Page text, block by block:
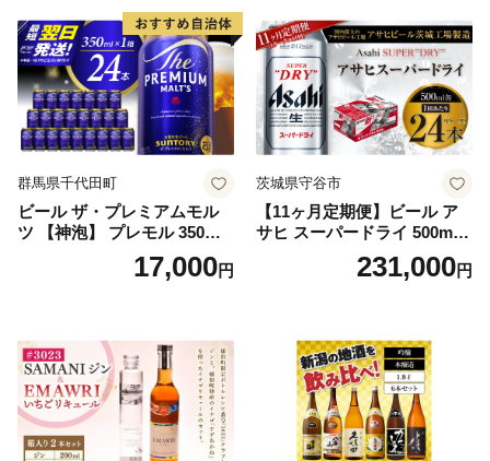
群馬県千代田町
ビール ザ・プレミアムモル
ツ 【神泡】 プレモル 350ml
× 24本 サントリー〈天然水の
ビール工場〉群馬※沖縄・離
17,000円
茨城県守谷市
【11ヶ月定期便】ビール ア
サヒ スーパードライ 500ml 2
4本 1ケース×11ヶ月 | アサヒ
ビール 究極の辛口 酒 お酒 ア
uper dry 11回 缶ビール 缶 ギ
フト 内祝い 茨城県守谷市 送
料無料
231,000円